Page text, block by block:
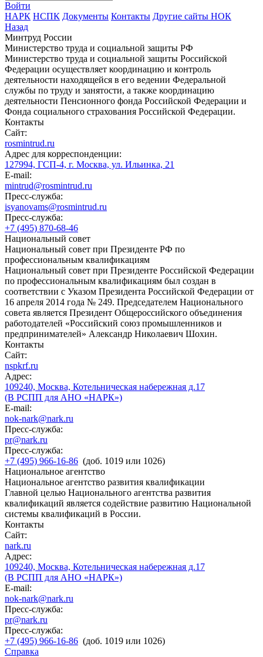
Войти
НАРК НСПК Документы Контакты Другие сайты НОК
Назад
Минтруд России
Министерство труда и социальной защиты РФ
Министерство труда и социальной защиты Российской
Федерации осуществляет координацию и контроль
деятельности находящейся в его ведении Федеральной
службы по труду и занятости, а также координацию
деятельности Пенсионного фонда Российской Федерации и
Фонда социального страхования Российской Федерации.
Контакты
Сайт:
rosmintrud.ru
Адрес для корреспонденции:
127994, ГСП-4, г. Москва, ул. Ильинка, 21
E-mail:
mintrud@rosmintrud.ru
Пресс-служба:
isyanovams@rosmintrud.ru
Пресс-служба:
+7 (495) 870-68-46
Национальный совет
Национальный совет при Президенте РФ по
профессиональным квалификациям
Национальный совет при Президенте Российской Федерации
по профессиональным квалификациям был создан в
соответствии с Указом Президента Российской Федерации от
16 апреля 2014 года № 249. Председателем Национального
совета является Президент Общероссийского объединения
работодателей «Российский союз промышленников и
предпринимателей» Александр Николаевич Шохин.
Контакты
Сайт:
nspkrf.ru
Адрес:
109240, Москва, Котельническая набережная д.17
(В РСПП для АНО «НАРК»)
E-mail:
nok-nark@nark.ru
Пресс-служба:
pr@nark.ru
Пресс-служба:
+7 (495) 966-16-86 (доб. 1019 или 1026)
Национальное агентство
Национальное агентство развития квалификации
Главной целью Национального агентства развития
квалификаций является содействие развитию Национальной
системы квалификаций в России.
Контакты
Сайт:
nark.ru
Адрес:
109240, Москва, Котельническая набережная д.17
(В РСПП для АНО «НАРК»)
E-mail:
nok-nark@nark.ru
Пресс-служба:
pr@nark.ru
Пресс-служба:
+7 (495) 966-16-86 (доб. 1019 или 1026)
Справка